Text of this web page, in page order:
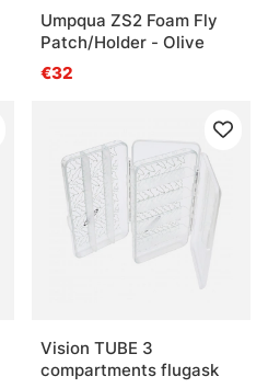
Umpqua ZS2 Foam Fly
Patch/Holder - Olive
€32
Vision TUBE 3
compartments flugask